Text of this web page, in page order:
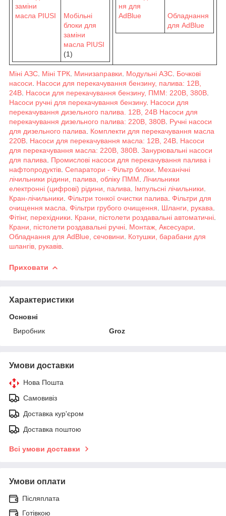
Мобільні
блоки для
заміни
масла PIUSI
(1)
Обладнання
для AdBlue
Міні АЗС Міні ТРК Минизаправки Модульні АЗС Бочкові
насоси
Насоси для перекачування бензину, палива: 12В,
24В Насоси для перекачування бензину, ПММ: 220В, 380В
Насоси ручні для перекачування бензину. Насоси для
перекачування дизельного палива. 12В, 24В Насоси для
перекачування дизельного палива: 220В, 380В Ручні насоси
для дизельного палива
Комплекти для перекачування масла
220В Насоси для перекачування масла: 12В, 24В Насоси
для перекачування масла: 220В, 380В Занурювальні насоси
для палива
Промислові насоси для перекачування палива і
нафтопродуктів Сепаратори - Фільтр блоки
Механічні
лічильники рідини, палива, обліку ПММ
Лічильники
електронні (цифрові) рідини, палива
Імпульсні лічильники
Кран-лічильники Фільтри тонкої очистки палива Фільтри для
очищення масла Фільтри грубого очищення Шланги, рукава
Фітінг, перехідники
Крани, пістолети роздавальні автоматичні
Крани, пістолети роздавальні ручні Монтаж, Аксесуари
Обладнання для AdBlue, сечовини
Котушки, барабани для
шлангів, рукавів
Приховати
Характеристики
Основні
Виробник
Groz
Умови доставки
Нова Пошта
Самовивіз
Доставка кур'єром
Доставка поштою
Всі умови доставки
Умови оплати
Післяплата
Готівкою